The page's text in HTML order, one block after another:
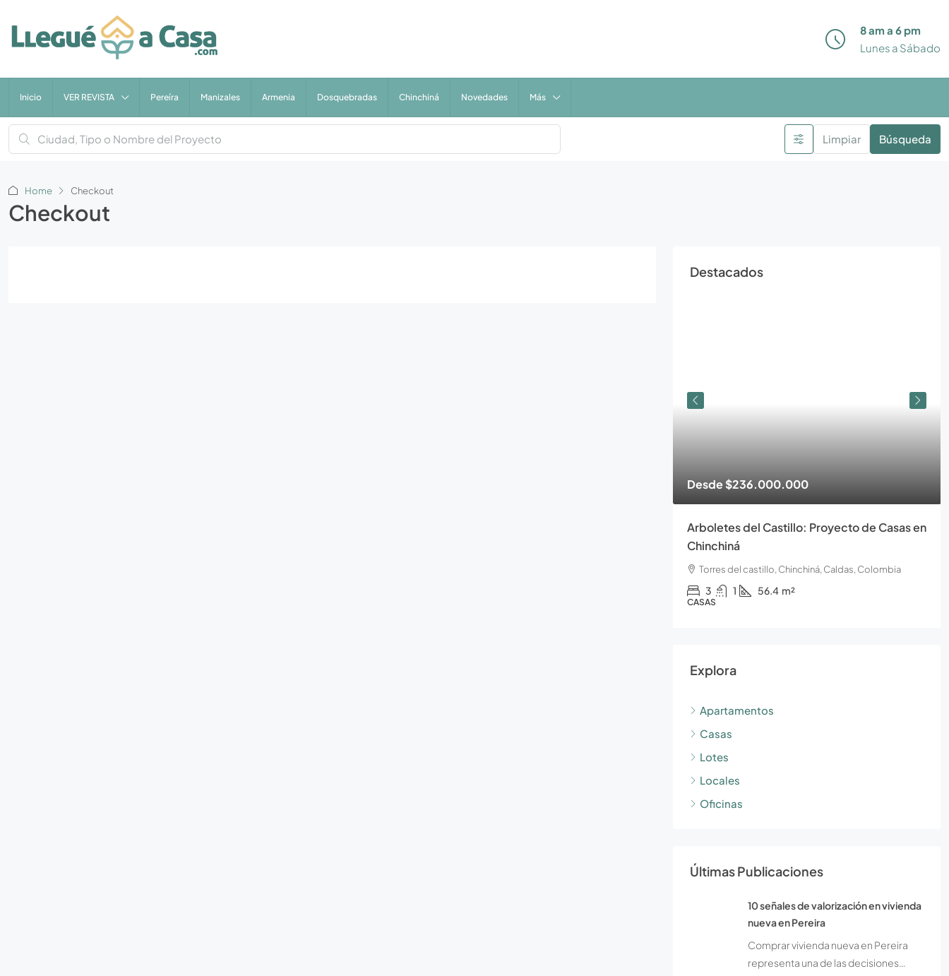
8 am a 6 pm
Lunes a Sábado
Inicio VER REVISTA Pereíra Manizales Armenia Dosquebradas Chinchiná Novedades Más
Limpiar Búsqueda
Home Checkout
Checkout
Destacados
Desde$236.000.000
Arboletes del Castillo: Proyecto de Casas en
Chinchiná
Torres del castillo, Chinchiná, Caldas, Colombia
3 1 56.4 m²
CASAS
Explora
Apartamentos
Casas
Lotes
Locales
Oficinas
Últimas Publicaciones
10 señales de valorización en vivienda
nueva en Pereira
Comprar vivienda nueva en Pereira
representa una de las decisiones…